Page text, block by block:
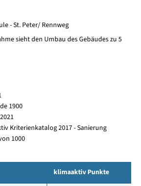
- St. Peter/ Rennweg
sieht den Umbau des Gebäudes zu 5
1900
Kriterienkatalog 2017 - Sanierung
1000
klimaaktiv Punkte